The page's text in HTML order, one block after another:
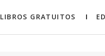
LIBROS GRATUITOS